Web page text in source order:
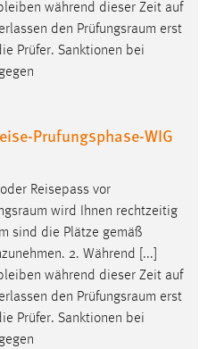
während dieser Zeit auf
den Prüfungsraum erst
Prüfer. Sanktionen bei
Prufungsphase-WIG
Reisepass vor
wird Ihnen rechtzeitig
sind die Plätze gemäß
2. Während [...]
während dieser Zeit auf
den Prüfungsraum erst
Prüfer. Sanktionen bei